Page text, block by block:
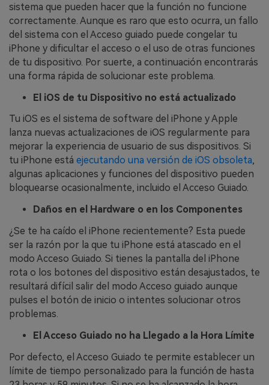
sistema que pueden hacer que la función no funcione
correctamente. Aunque es raro que esto ocurra, un fallo
del sistema con el Acceso guiado puede congelar tu
iPhone y dificultar el acceso o el uso de otras funciones
de tu dispositivo. Por suerte, a continuación encontrarás
una forma rápida de solucionar este problema.
El iOS de tu Dispositivo no está actualizado
Tu iOS es el sistema de software del iPhone y Apple
lanza nuevas actualizaciones de iOS regularmente para
mejorar la experiencia de usuario de sus dispositivos. Si
tu iPhone está ejecutando una versión de iOS obsoleta,
algunas aplicaciones y funciones del dispositivo pueden
bloquearse ocasionalmente, incluido el Acceso Guiado.
Daños en el Hardware o en los Componentes
¿Se te ha caído el iPhone recientemente? Esta puede
ser la razón por la que tu iPhone está atascado en el
modo Acceso Guiado. Si tienes la pantalla del iPhone
rota o los botones del dispositivo están desajustados, te
resultará difícil salir del modo Acceso guiado aunque
pulses el botón de inicio o intentes solucionar otros
problemas.
El Acceso Guiado no ha Llegado a la Hora Límite
Por defecto, el Acceso Guiado te permite establecer un
límite de tiempo personalizado para la función de hasta